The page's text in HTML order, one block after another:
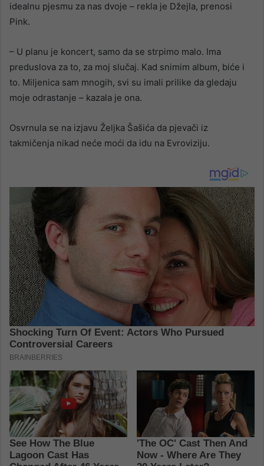
idealnu pjesmu za nas dvoje – rekla je Džejla, prenosi
Pink.
– U planu je koncert, samo da se strpimo malo. Ima
preduslova za to, za moj slučaj. Kad snimim album, biće i
to. Miljenica sam mnogih, svi su imali prilike da gledaju
moje odrastanje – kazala je ona.
Osvrnula se na izjavu Željka Šašića da pjevači iz
takmičenja nikad neće moći da idu na Evroviziju.